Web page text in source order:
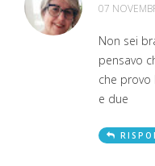
07
Non sei
pensavo
che provo
e due